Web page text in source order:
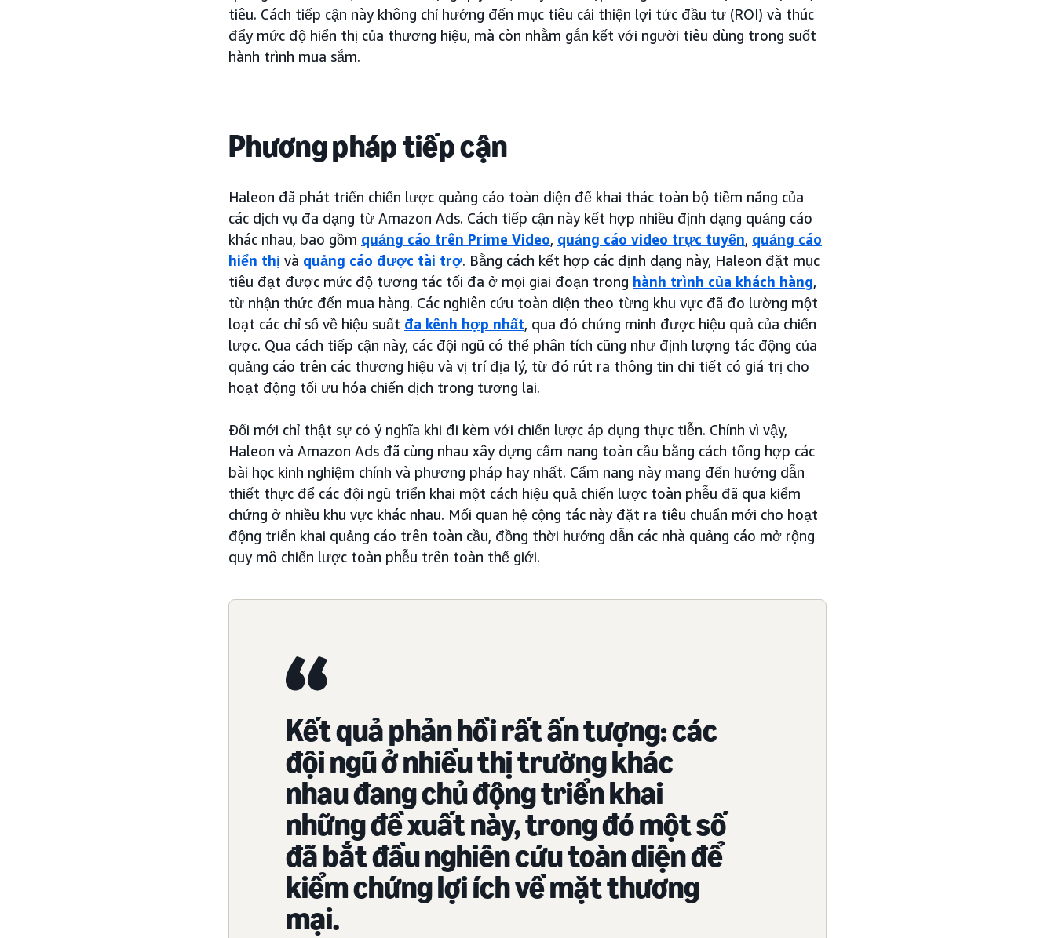
tiêu. Cách tiếp cận này không chỉ hướng đến mục tiêu cải thiện lợi tức đầu tư (ROI) và thúc
đẩy mức độ hiển thị của thương hiệu, mà còn nhằm gắn kết với người tiêu dùng trong suốt
hành trình mua sắm.
Phương pháp tiếp cận
Haleon đã phát triển chiến lược quảng cáo toàn diện để khai thác toàn bộ tiềm năng của
các dịch vụ đa dạng từ Amazon Ads. Cách tiếp cận này kết hợp nhiều định dạng quảng cáo
khác nhau, bao gồm quảng cáo trên Prime Video, quảng cáo video trực tuyến, quảng cáo
hiển thị và quảng cáo được tài trợ. Bằng cách kết hợp các định dạng này, Haleon đặt mục
tiêu đạt được mức độ tương tác tối đa ở mọi giai đoạn trong hành trình của khách hàng,
từ nhận thức đến mua hàng. Các nghiên cứu toàn diện theo từng khu vực đã đo lường một
loạt các chỉ số về hiệu suất đa kênh hợp nhất, qua đó chứng minh được hiệu quả của chiến
lược. Qua cách tiếp cận này, các đội ngũ có thể phân tích cũng như định lượng tác động của
quảng cáo trên các thương hiệu và vị trí địa lý, từ đó rút ra thông tin chi tiết có giá trị cho
hoạt động tối ưu hóa chiến dịch trong tương lai.
Đổi mới chỉ thật sự có ý nghĩa khi đi kèm với chiến lược áp dụng thực tiễn. Chính vì vậy,
Haleon và Amazon Ads đã cùng nhau xây dựng cẩm nang toàn cầu bằng cách tổng hợp các
bài học kinh nghiệm chính và phương pháp hay nhất. Cẩm nang này mang đến hướng dẫn
thiết thực để các đội ngũ triển khai một cách hiệu quả chiến lược toàn phễu đã qua kiểm
chứng ở nhiều khu vực khác nhau. Mối quan hệ cộng tác này đặt ra tiêu chuẩn mới cho hoạt
động triển khai quảng cáo trên toàn cầu, đồng thời hướng dẫn các nhà quảng cáo mở rộng
quy mô chiến lược toàn phễu trên toàn thế giới.
Kết quả phản hồi rất ấn tượng: các
đội ngũ ở nhiều thị trường khác
nhau đang chủ động triển khai
những đề xuất này, trong đó một số
đã bắt đầu nghiên cứu toàn diện để
kiểm chứng lợi ích về mặt thương
mại.